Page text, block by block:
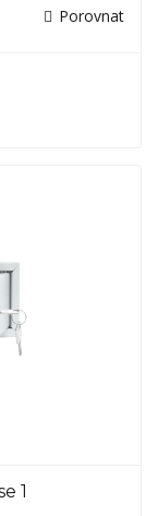
Porovnat
1